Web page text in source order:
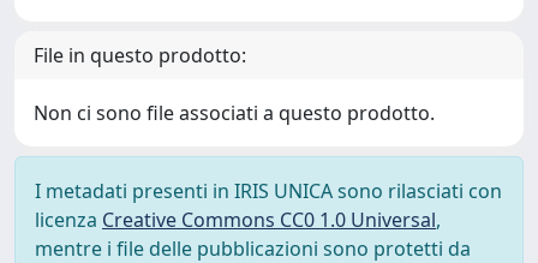
File in questo prodotto:
Non ci sono file associati a questo prodotto.
I metadati presenti in IRIS UNICA sono rilasciati con
licenza Creative Commons CC0 1.0 Universal,
mentre i file delle pubblicazioni sono protetti da